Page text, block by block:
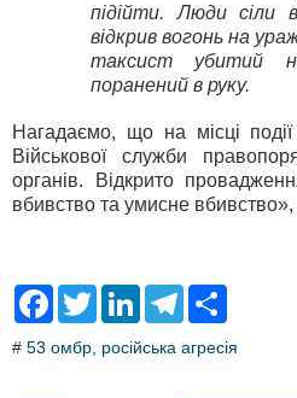
підійти. Люди сіли
відкрив вогонь на
таксист убитий
поранений в руку.
Нагадаємо, що на місці
Військової служби
органів. Відкрито
вбивство та умисне
F
e
T
L
k
T
e
r
# 53 омбр російська агресія